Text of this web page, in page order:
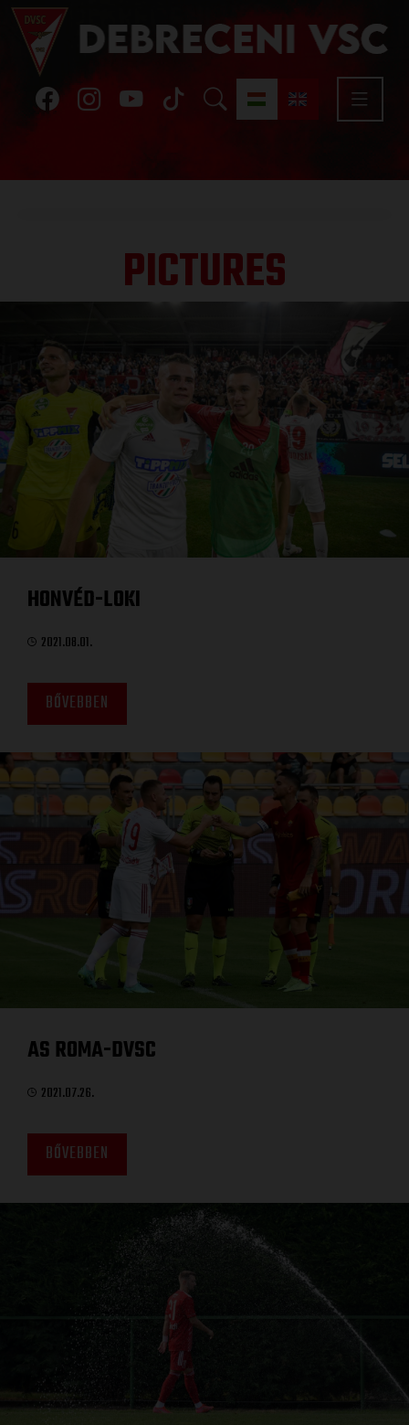
PICTURES
HONVÉD-LOKI
2021.08.01.
BŐVEBBEN
AS ROMA-DVSC
2021.07.26.
BŐVEBBEN